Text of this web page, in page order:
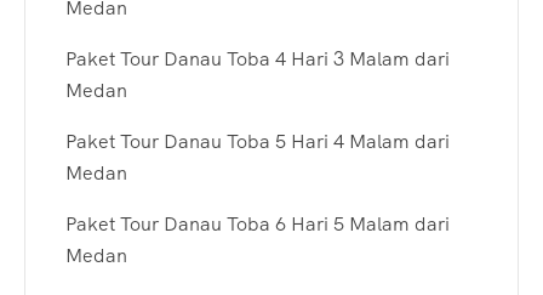
Medan
Paket Tour Danau Toba 4 Hari 3 Malam dari
Medan
Paket Tour Danau Toba 5 Hari 4 Malam dari
Medan
Paket Tour Danau Toba 6 Hari 5 Malam dari
Medan